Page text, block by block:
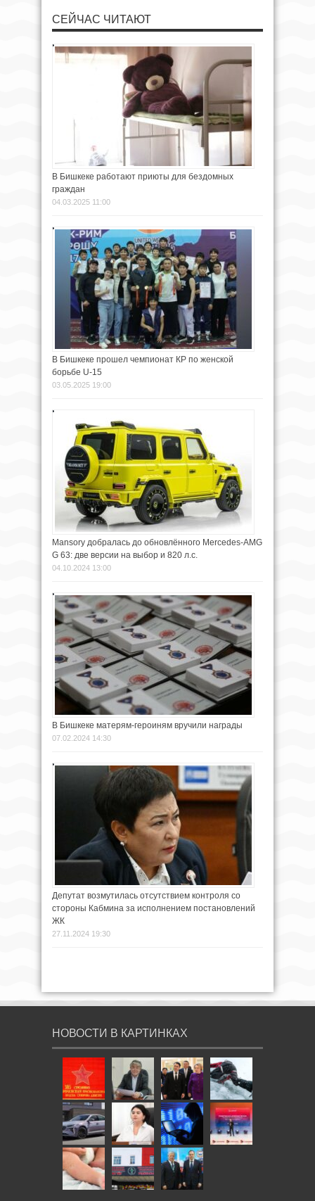
СЕЙЧАС ЧИТАЮТ
В Бишкеке работают приюты для бездомных
граждан
04.03.2025 11:00
В Бишкеке прошел чемпионат КР по женской
борьбе U-15
03.05.2025 19:00
Mansory добралась до обновлённого Mercedes-AMG
G 63: две версии на выбор и 820 л.с.
04.10.2024 13:00
В Бишкеке матерям-героиням вручили награды
07.02.2024 14:30
Депутат возмутилась отсутствием контроля со
стороны Кабмина за исполнением постановлений
ЖК
27.11.2024 19:30
НОВОСТИ В КАРТИНКАХ